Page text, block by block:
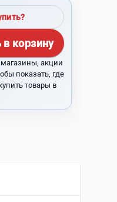
корзину
акции
показать, где
товары в